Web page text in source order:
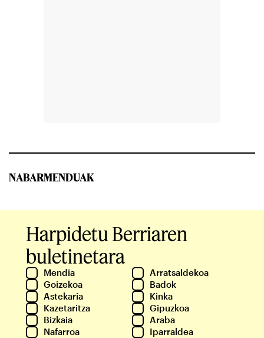
NABARMENDUAK
Harpidetu Berriaren
buletinetara
Mendia
Arratsaldekoa
Goizekoa
Badok
Astekaria
Kinka
Kazetaritza
Gipuzkoa
Bizkaia
Araba
Nafarroa
Iparraldea